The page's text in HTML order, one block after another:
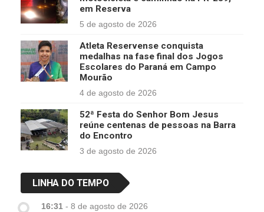
em Reserva
5 de agosto de 2026
Atleta Reservense conquista
medalhas na fase final dos Jogos
Escolares do Paraná em Campo
Mourão
4 de agosto de 2026
52ª Festa do Senhor Bom Jesus
reúne centenas de pessoas na Barra
do Encontro
3 de agosto de 2026
LINHA DO TEMPO
16:31 - 8 de agosto de 2026